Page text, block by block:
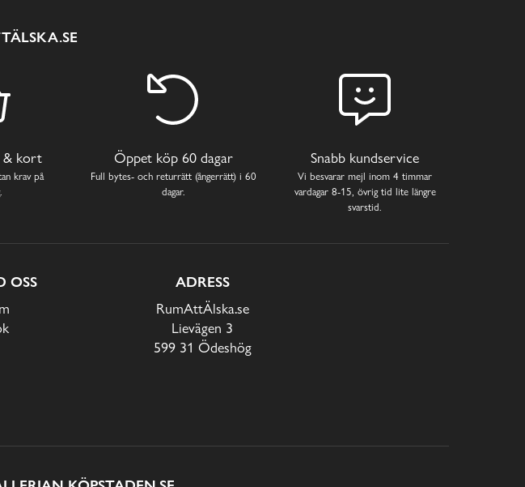
& kort
krav på
Öppet köp 60 dagar
Full bytes- och returrätt (ångerrätt) i 60
dagar.
Snabb kundservice
Vi besvarar mejl inom 4 timmar
vardagar 8-15, övrig tid lite längre
svarstid.
OSS
ADRESS
RumAttÄlska.se
Lievägen 3
599 31 Ödeshög